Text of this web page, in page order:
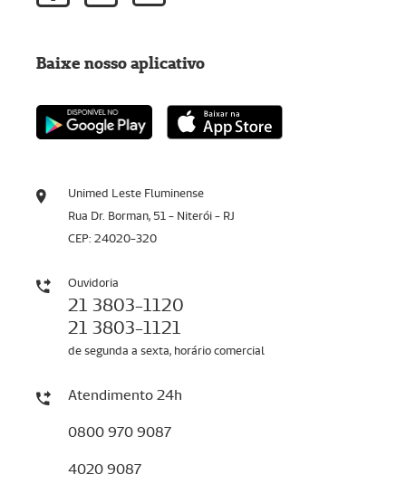
Unimed Leste Fluminense
Rua Dr. Borman, 51 - Niterói - RJ
CEP: 24020-320
Ouvidoria
21 3803-1120
21 3803-1121
de segunda a sexta, horário comercial
Atendimento 24h
0800 970 9087
4020 9087
Baixe nosso aplicativo